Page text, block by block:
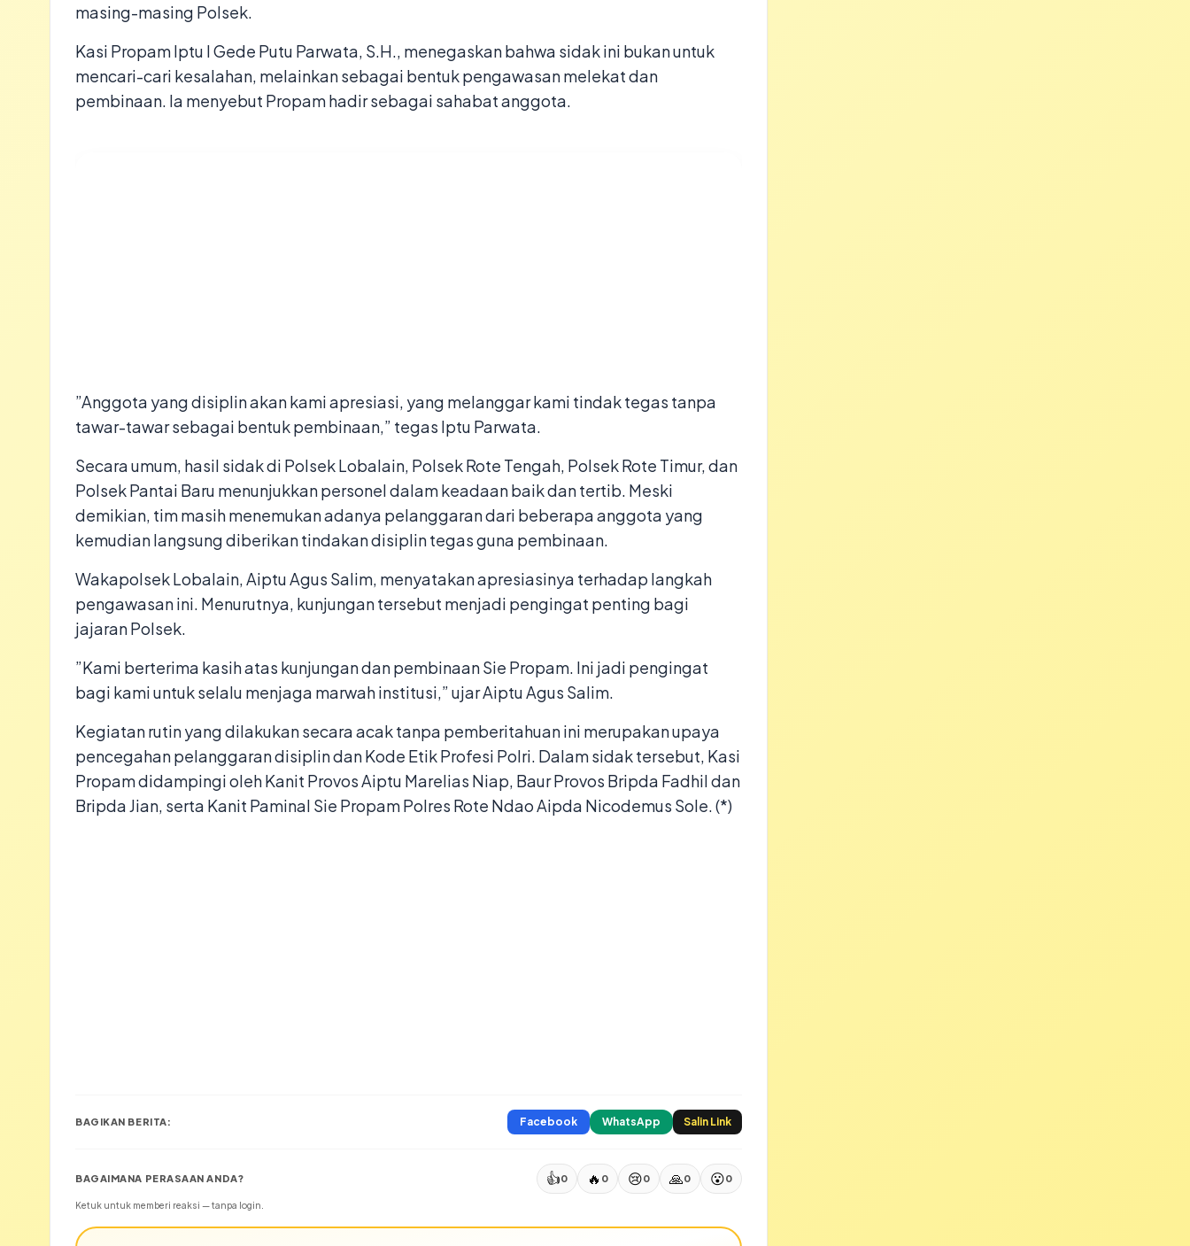
masing-masing Polsek.
​Kasi Propam Iptu I Gede Putu Parwata, S.H., menegaskan bahwa sidak ini bukan untuk
mencari-cari kesalahan, melainkan sebagai bentuk pengawasan melekat dan
pembinaan. Ia menyebut Propam hadir sebagai sahabat anggota.
​”Anggota yang disiplin akan kami apresiasi, yang melanggar kami tindak tegas tanpa
tawar-tawar sebagai bentuk pembinaan,” tegas Iptu Parwata.
​Secara umum, hasil sidak di Polsek Lobalain, Polsek Rote Tengah, Polsek Rote Timur, dan
Polsek Pantai Baru menunjukkan personel dalam keadaan baik dan tertib. Meski
demikian, tim masih menemukan adanya pelanggaran dari beberapa anggota yang
kemudian langsung diberikan tindakan disiplin tegas guna pembinaan.
​Wakapolsek Lobalain, Aiptu Agus Salim, menyatakan apresiasinya terhadap langkah
pengawasan ini. Menurutnya, kunjungan tersebut menjadi pengingat penting bagi
jajaran Polsek.
​”Kami berterima kasih atas kunjungan dan pembinaan Sie Propam. Ini jadi pengingat
bagi kami untuk selalu menjaga marwah institusi,” ujar Aiptu Agus Salim.
​Kegiatan rutin yang dilakukan secara acak tanpa pemberitahuan ini merupakan upaya
pencegahan pelanggaran disiplin dan Kode Etik Profesi Polri. Dalam sidak tersebut, Kasi
Propam didampingi oleh Kanit Provos Aiptu Marelias Niap, Baur Provos Bripda Fadhil dan
Bripda Jian, serta Kanit Paminal Sie Propam Polres Rote Ndao Aipda Nicodemus Sole. (*)
BAGIKAN BERITA: Facebook WhatsApp Salin Link
BAGAIMANA PERASAAN ANDA? 👍0 🔥 0 😢0 🙏0 😮0
Ketuk untuk memberi reaksi — tanpa login.